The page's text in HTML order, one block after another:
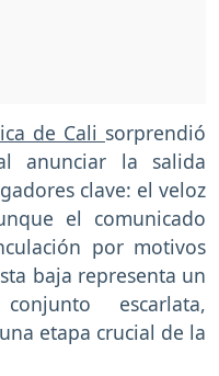
de Cali sorprendió
anunciar la salida
clave: el veloz
el comunicado
por motivos
baja representa un
escarlata,
etapa crucial de la